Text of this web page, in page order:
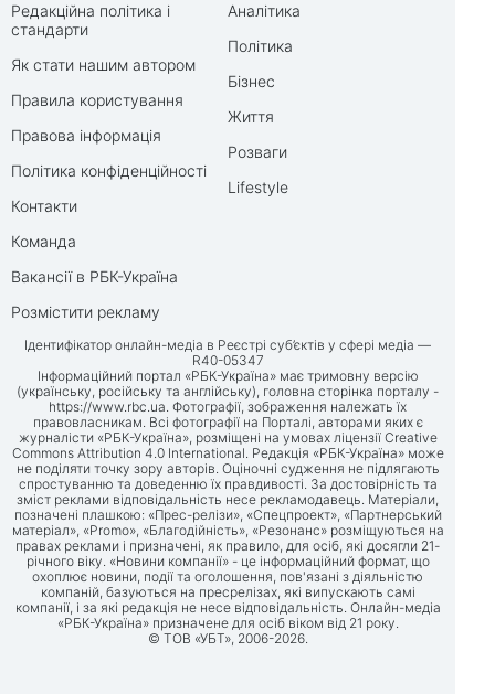
Редакційна політика і
стандарти
Як стати нашим автором
Правила користування
Правова інформація
Політика конфіденційності
Контакти
Команда
Вакансії в РБК-Україна
Розмістити рекламу
Аналітика
Політика
Бізнес
Життя
Розваги
Lifestyle
Ідентифікатор онлайн-медіа в Реєстрі суб’єктів у сфері медіа —
R40-05347
Інформаційний портал «РБК-Україна» має тримовну версію
(українську, російську та англійську), головна сторінка порталу -
https://www.rbc.ua. Фотографії, зображення належать їх
правовласникам. Всі фотографії на Порталі, авторами яких є
журналісти «РБК-Україна», розміщені на умовах ліцензії Creative
Commons Attribution 4.0 International. Редакція «РБК-Україна» може
не поділяти точку зору авторів. Оціночні судження не підлягають
спростуванню та доведенню їх правдивості. За достовірність та
зміст реклами відповідальність несе рекламодавець. Матеріали,
позначені плашкою: «Прес-релізи», «Спецпроект», «Партнерський
матеріал», «Promo», «Благодійність», «Резонанс» розміщуються на
правах реклами і призначені, як правило, для осіб, які досягли 21-
річного віку. «Новини компанії» - це інформаційний формат, що
охоплює новини, події та оголошення, пов'язані з діяльністю
компаній, базуються на пресрелізах, які випускають самі
компанії, і за які редакція не несе відповідальність. Онлайн-медіа
«РБК-Україна» призначене для осіб віком від 21 року.
© ТОВ «УБТ», 2006-2026.